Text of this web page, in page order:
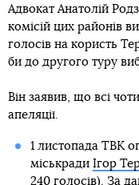
Адвокат Анатолій
комісій цих районів
голосів на користь
би до другого туру
Він заявив, що всі
апеляції.
1 листопада ТВК
міськради Ігор
240 голосів). За